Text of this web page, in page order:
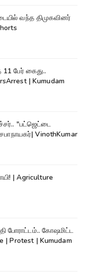
வந்த திமுகவினர்
பேர் கைது..
| Kumudam
"பட்ஜெட்டை
VinothKumar
| Agriculture
போராட்டம்.. கோஷமிட்ட
Protest | Kumudam